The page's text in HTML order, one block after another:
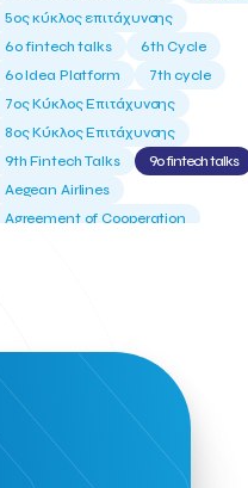
5ος κύκλος επιτάχυνσης
6o fintech talks
6th Cycle
6ο Idea Platform
7th cycle
7ος Κύκλος Επιτάχυνσης
8ος Κύκλος Επιτάχυνσης
9th Fintech Talks
9ο fintech talks
Aegean Airlines
Agreement of Cooperation
Amirandes Grecotel Boutique Resort
Angela Gerekou
Applications
Archimedes Center
Artificial Intelligence
Athens News Agency